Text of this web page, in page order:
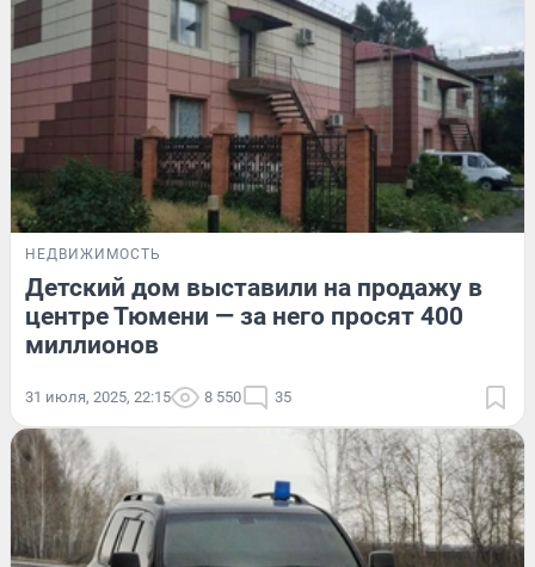
НЕДВИЖИМОСТЬ
Детский дом выставили на продажу в
центре Тюмени — за него просят 400
миллионов
31 июля, 2025, 22:15 8 550 35